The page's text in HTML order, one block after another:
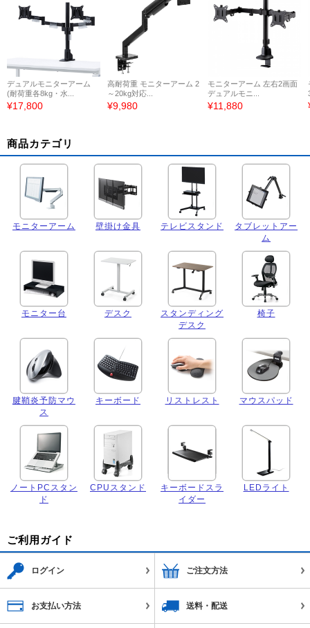
デュアルモニターアーム
(耐荷重各8kg・水...
¥17,800
高耐荷重 モニターアーム 2
～20kg対応...
¥9,980
モニターアーム 左右2画面
デュアルモニ...
¥11,880
商品カテゴリ
モニターアーム 壁掛け金具 テレビスタンド
タブレットアー
ム
モニター台 デスク
スタンディング
デスク
椅子
腱鞘炎予防マウ
ス
キーボード リストレスト マウスパッド
ノートPCスタン
ド
CPUスタンド
キーボードスラ
イダー
LEDライト
ご利用ガイド
ログイン ご注文方法
お支払い方法 送料・配送